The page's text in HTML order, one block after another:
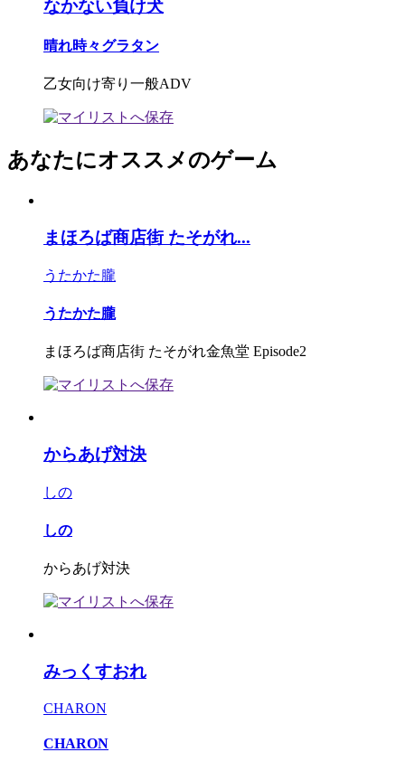
なかない負け犬
晴れ時々グラタン
乙女向け寄り一般ADV
あなたにオススメのゲーム
まほろば商店街 たそがれ...
うたかた朧
うたかた朧
まほろば商店街 たそがれ金魚堂 Episode2
からあげ対決
しの
しの
からあげ対決
みっくすおれ
CHARON
CHARON